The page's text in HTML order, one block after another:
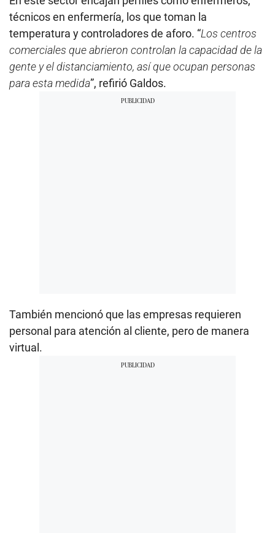
técnicos en enfermería, los que toman la
temperatura y controladores de aforo. “Los centros
comerciales que abrieron controlan la capacidad de la
gente y el distanciamiento, así que ocupan personas
para esta medida”, refirió Galdos.
También mencionó que las empresas requieren
personal para atención al cliente, pero de manera
virtual.